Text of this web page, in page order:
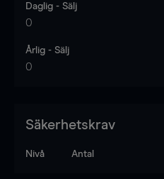
Daglig - Sälj
0
Årlig - Sälj
0
Säkerhetskrav
Nivå Antal